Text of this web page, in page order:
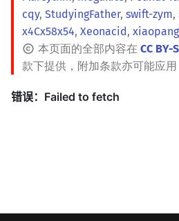
cqy, StudyingFather, swift-zym,
x4Cx58x54, Xeonacid,
本页面的全部内容在 CC BY-
款下提供，附加条款亦可能应用